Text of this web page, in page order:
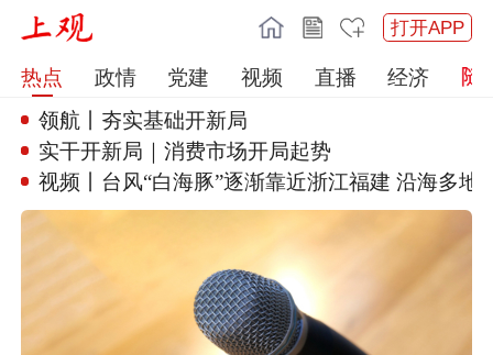
打开APP
热点 政情 党建 视频 直播
经济
领航丨夯实基础开新局
实干开新局｜消费市场开局起势
视频丨台风“白海豚”逐渐靠近浙江福建 沿海多地